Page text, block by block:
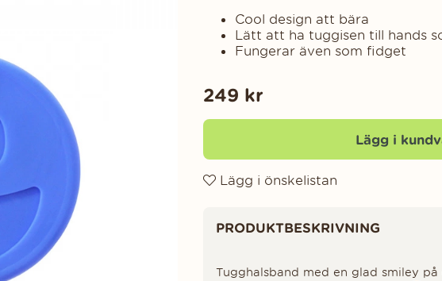
Cool design att bära
Lätt att ha tuggisen till hands
Fungerar även som fidget
249 kr
Lägg i
Lägg i önskelistan
PRODUKTBESKRIVNING
Tugghalsband med en glad smiley